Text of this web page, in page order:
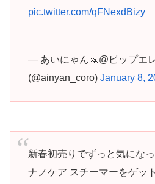
pic.twitter.com/qFNexdBizy
— あいにゃん🦦@ピップエ
(@ainyan_coro) January 8,
新春初売りでずっと気にな
ナノケア スチーマーをゲッ